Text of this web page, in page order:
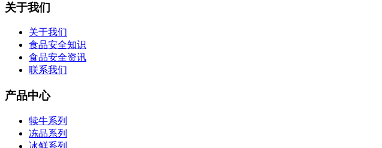
关于我们
关于我们
食品安全知识
食品安全资讯
联系我们
产品中心
犊牛系列
冻品系列
冰鲜系列